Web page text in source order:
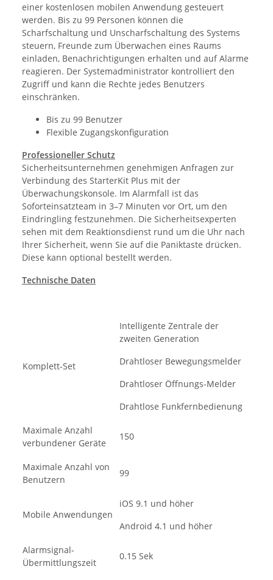
einer kostenlosen mobilen Anwendung gesteuert
werden. Bis zu 99 Personen können die
Scharfschaltung und Unscharfschaltung des Systems
steuern, Freunde zum Überwachen eines Raums
einladen, Benachrichtigungen erhalten und auf Alarme
reagieren. Der Systemadministrator kontrolliert den
Zugriff und kann die Rechte jedes Benutzers
einschränken.
Bis zu 99 Benutzer
Flexible Zugangskonfiguration
Professioneller Schutz
Sicherheitsunternehmen genehmigen Anfragen zur
Verbindung des StarterKit Plus mit der
Überwachungskonsole. Im Alarmfall ist das
Soforteinsatzteam in 3–7 Minuten vor Ort, um den
Eindringling festzunehmen. Die Sicherheitsexperten
sehen mit dem Reaktionsdienst rund um die Uhr nach
Ihrer Sicherheit, wenn Sie auf die Paniktaste drücken.
Diese kann optional bestellt werden.
Technische Daten
Komplett-Set
Intelligente Zentrale der
zweiten Generation
Drahtloser Bewegungsmelder
Drahtloser Öffnungs-Melder
Drahtlose Funkfernbedienung
Maximale Anzahl
verbundener Geräte
150
Maximale Anzahl von
Benutzern
99
Mobile Anwendungen
iOS 9.1 und höher
Android 4.1 und höher
Alarmsignal-
Übermittlungszeit
0.15 Sek